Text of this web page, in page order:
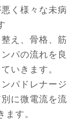
く様々な未病
え、骨格、筋
パの流れを良
いきます。
パドレナージ
に微電流を流
ます。